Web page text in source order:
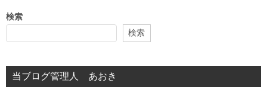
ビ
シ
ョ
検索
検索
当ブログ管理人 あおき